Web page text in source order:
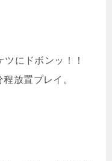
にドボンッ！！
放置プレイ。